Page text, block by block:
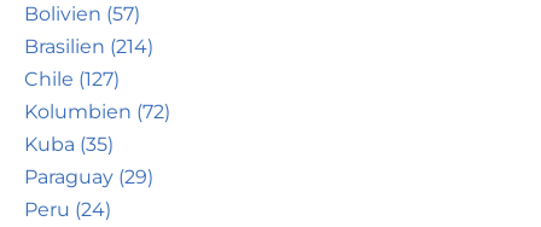
Bolivien (57)
Brasilien (214)
Chile (127)
Kolumbien (72)
Kuba (35)
Paraguay (29)
Peru (24)